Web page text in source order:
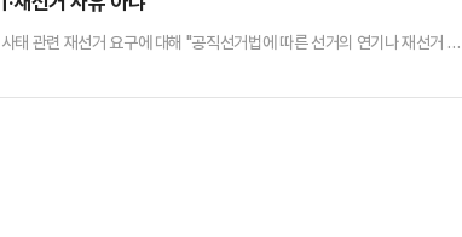
관련 재선거 요구에 대해 "공직선거법에 따른 선거의 연기나 재선거 사
주의에 참여하고자 투표소를 방문하신 유권자에게 큰 실망과 염려를 끼